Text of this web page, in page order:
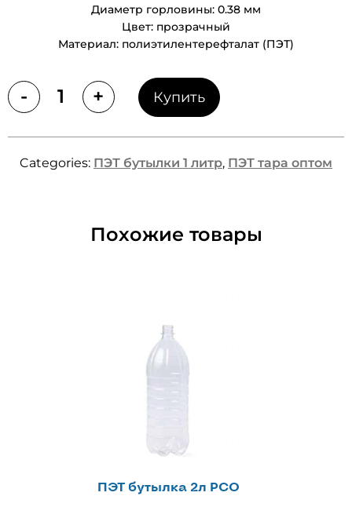
Диаметр горловины: 0.38 мм
Цвет: прозрачный
Материал: полиэтилентерефталат (ПЭТ)
Quantity
- + Купить
Categories: ПЭТ бутылки 1 литр, ПЭТ тара оптом
Похожие товары
ПЭТ бутылка 2л РСО